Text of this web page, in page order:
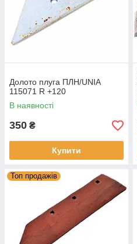
Долото плуга ПЛН/UNIA
115071 R +120
В наявності
350 ₴
Купити
Топ продажів